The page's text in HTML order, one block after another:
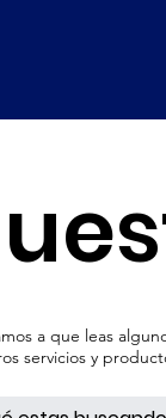
a que leas
servicios y